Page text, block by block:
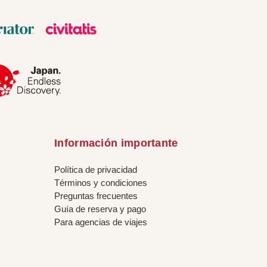
Información importante
Política de privacidad
Términos y condiciones
Preguntas frecuentes
Guía de reserva y pago
Para agencias de viajes